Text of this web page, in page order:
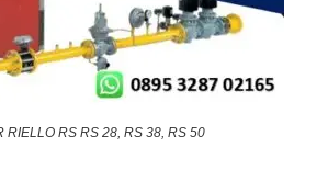
RIELLO RS RS 28, RS 38, RS 50